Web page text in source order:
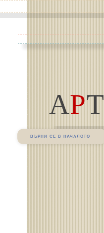
АРТ
върни се в началото